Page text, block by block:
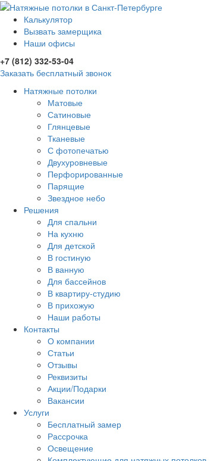
Калькулятор
Вызвать замерщика
Наши офисы
+7 (812) 332-53-04
Заказать бесплатный звонок
Натяжные потолки
Матовые
Сатиновые
Глянцевые
Тканевые
С фотопечатью
Двухуровневые
Перфорированные
Парящие
Звездное небо
Решения
Для спальни
На кухню
Для детской
В гостиную
В ванную
Для бассейнов
В квартиру-студию
В прихожую
Наши работы
Контакты
О компании
Статьи
Отзывы
Реквизиты
Акции/Подарки
Вакансии
Услуги
Бесплатный замер
Рассрочка
Освещение